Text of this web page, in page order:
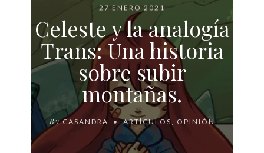
27 ENERO 2021
Celeste y la analogía
Trans: Una historia
sobre subir
montañas.
By CASANDRA ARTÍCULOS, OPINIÓN